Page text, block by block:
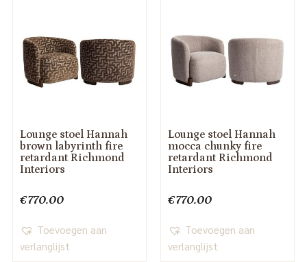
Lounge stoel Hannah
brown labyrinth fire
retardant Richmond
Interiors
€770.00
Toevoegen aan
verlanglijst
Lounge stoel Hannah
mocca chunky fire
retardant Richmond
Interiors
€770.00
Toevoegen aan
verlanglijst